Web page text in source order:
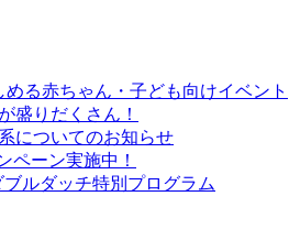
める赤ちゃん・子ども向けイベント
盛りだくさん！
についてのお知らせ
ペーン実施中！
ブルダッチ特別プログラム